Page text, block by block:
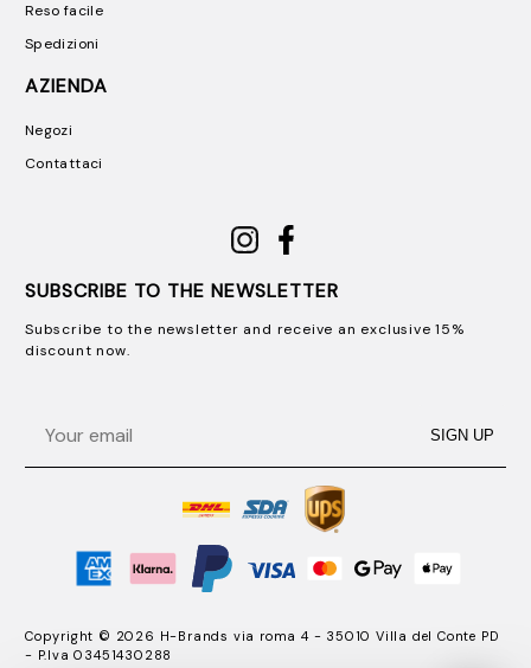
Reso facile
Spedizioni
AZIENDA
Negozi
Contattaci
SUBSCRIBE TO THE NEWSLETTER
Subscribe to the newsletter and receive an exclusive 15%
discount now.
SIGN UP
Copyright © 2026 H-Brands via roma 4 - 35010 Villa del Conte PD
- P.Iva 03451430288